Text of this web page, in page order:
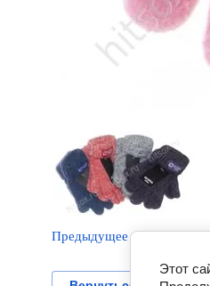
Предыдущее
Этот